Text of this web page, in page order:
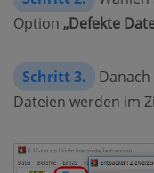
Option „Defekte
Schritt 3.
Dateien werden im